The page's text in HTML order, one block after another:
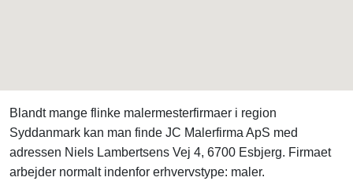
Blandt mange flinke malermesterfirmaer i region
Syddanmark kan man finde JC Malerfirma ApS med
adressen Niels Lambertsens Vej 4, 6700 Esbjerg. Firmaet
arbejder normalt indenfor erhvervstype: maler.